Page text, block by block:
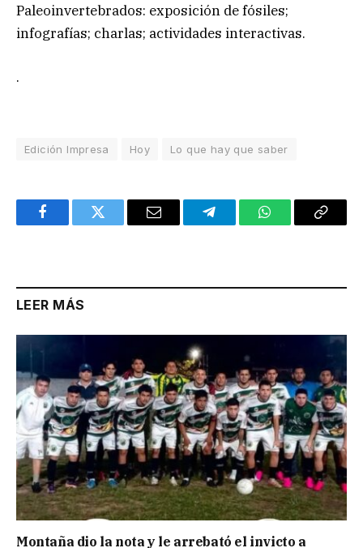
Paleoinvertebrados: exposición de fósiles;
infografías; charlas; actividades interactivas.
.
Edición Impresa Hoy Lo que hay que saber
FacebookTwitter Email TelegramWhatsAppCopy
LEER MÁS
Montaña dio la nota y le arrebató el invicto a